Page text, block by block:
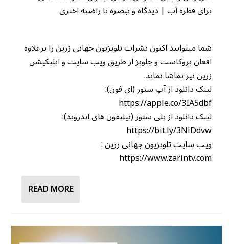
برای قطره آب | دیدگاه و تبصره با راضیه اختری
شما میتوانید اکنون نشرات تلویزیون جهانی زرین را برعلاوه
افغان پروکاست و جلویز از طریق ویب سایت و اپلیکیشن
زرین نیز تماشا نماید.
لینک دانلود از آپ ستور (ای فون):
https://apple.co/3IA5dbf
لینک دانلود از پلی ستور (تیلیفون های اندروید):
https://bit.ly/3NlDdvw
ویب سایت تلویزیون جهانی زرین :
https://www.zarintv.com
READ MORE